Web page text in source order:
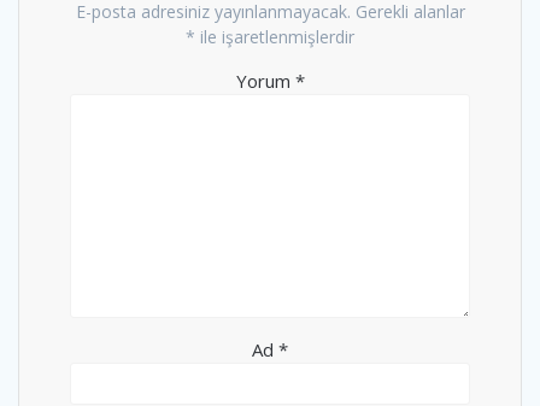
E-posta adresiniz yayınlanmayacak. Gerekli alanlar
* ile işaretlenmişlerdir
Yorum *
Ad *